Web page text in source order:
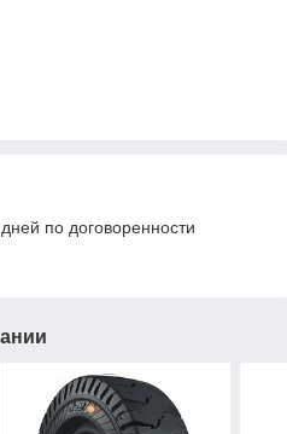
по договоренности